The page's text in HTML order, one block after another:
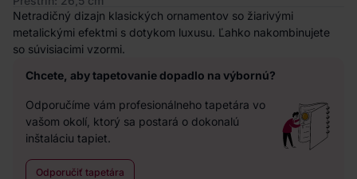
Netradičný dizajn klasických ornamentov so žiarivými
metalickými efektmi s dotykom luxusu. Ľahko nakombinujete
so súvisiacimi vzormi.
Chcete, aby tapetovanie dopadlo na výbornú?
Odporučíme vám profesionálneho tapetára vo
vašom okolí, ktorý sa postará o dokonalú
inštaláciu tapiet.
Odporučiť tapetára